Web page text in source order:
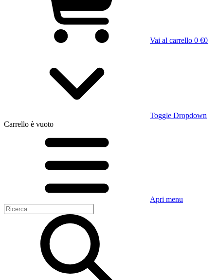
Vai al carrello 0 €0
Toggle Dropdown
Carrello è vuoto
Apri menu